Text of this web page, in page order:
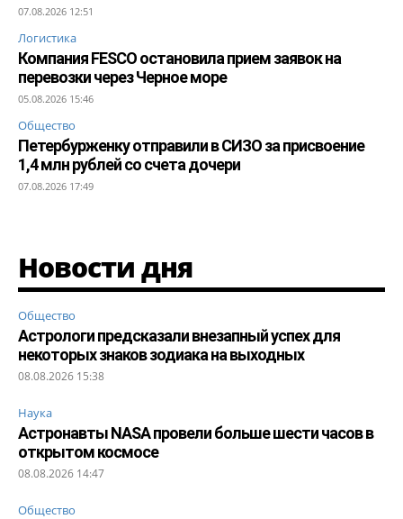
07.08.2026 12:51
Логистика
Компания FESCO остановила прием заявок на
перевозки через Черное море
05.08.2026 15:46
Общество
Петербурженку отправили в СИЗО за присвоение
1,4 млн рублей со счета дочери
07.08.2026 17:49
Новости дня
Общество
Астрологи предсказали внезапный успех для
некоторых знаков зодиака на выходных
08.08.2026 15:38
Наука
Астронавты NASA провели больше шести часов в
открытом космосе
08.08.2026 14:47
Общество